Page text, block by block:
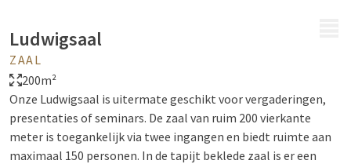
Ludwigsaal
ZAAL
200m²
Onze Ludwigsaal is uitermate geschikt voor vergaderingen,
presentaties of seminars. De zaal van ruim 200 vierkante
meter is toegankelijk via twee ingangen en biedt ruimte aan
maximaal 150 personen. In de tapijt beklede zaal is er een